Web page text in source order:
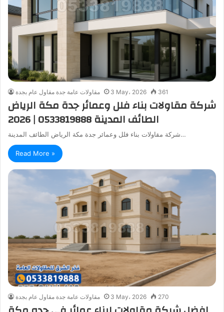
مقاولات عامة جدة مقاول عام بجدة 3 May، 2026 361
شركة مقاولات بناء فلل وعمائر جدة مكة الرياض
الطائف المدينة 0533819888 | 2026
شركة مقاولات بناء فلل وعمائر جدة مكة الرياض الطائف المدينة…
Read More »
مقاولات عامة جدة مقاول عام بجدة 3 May، 2026 270